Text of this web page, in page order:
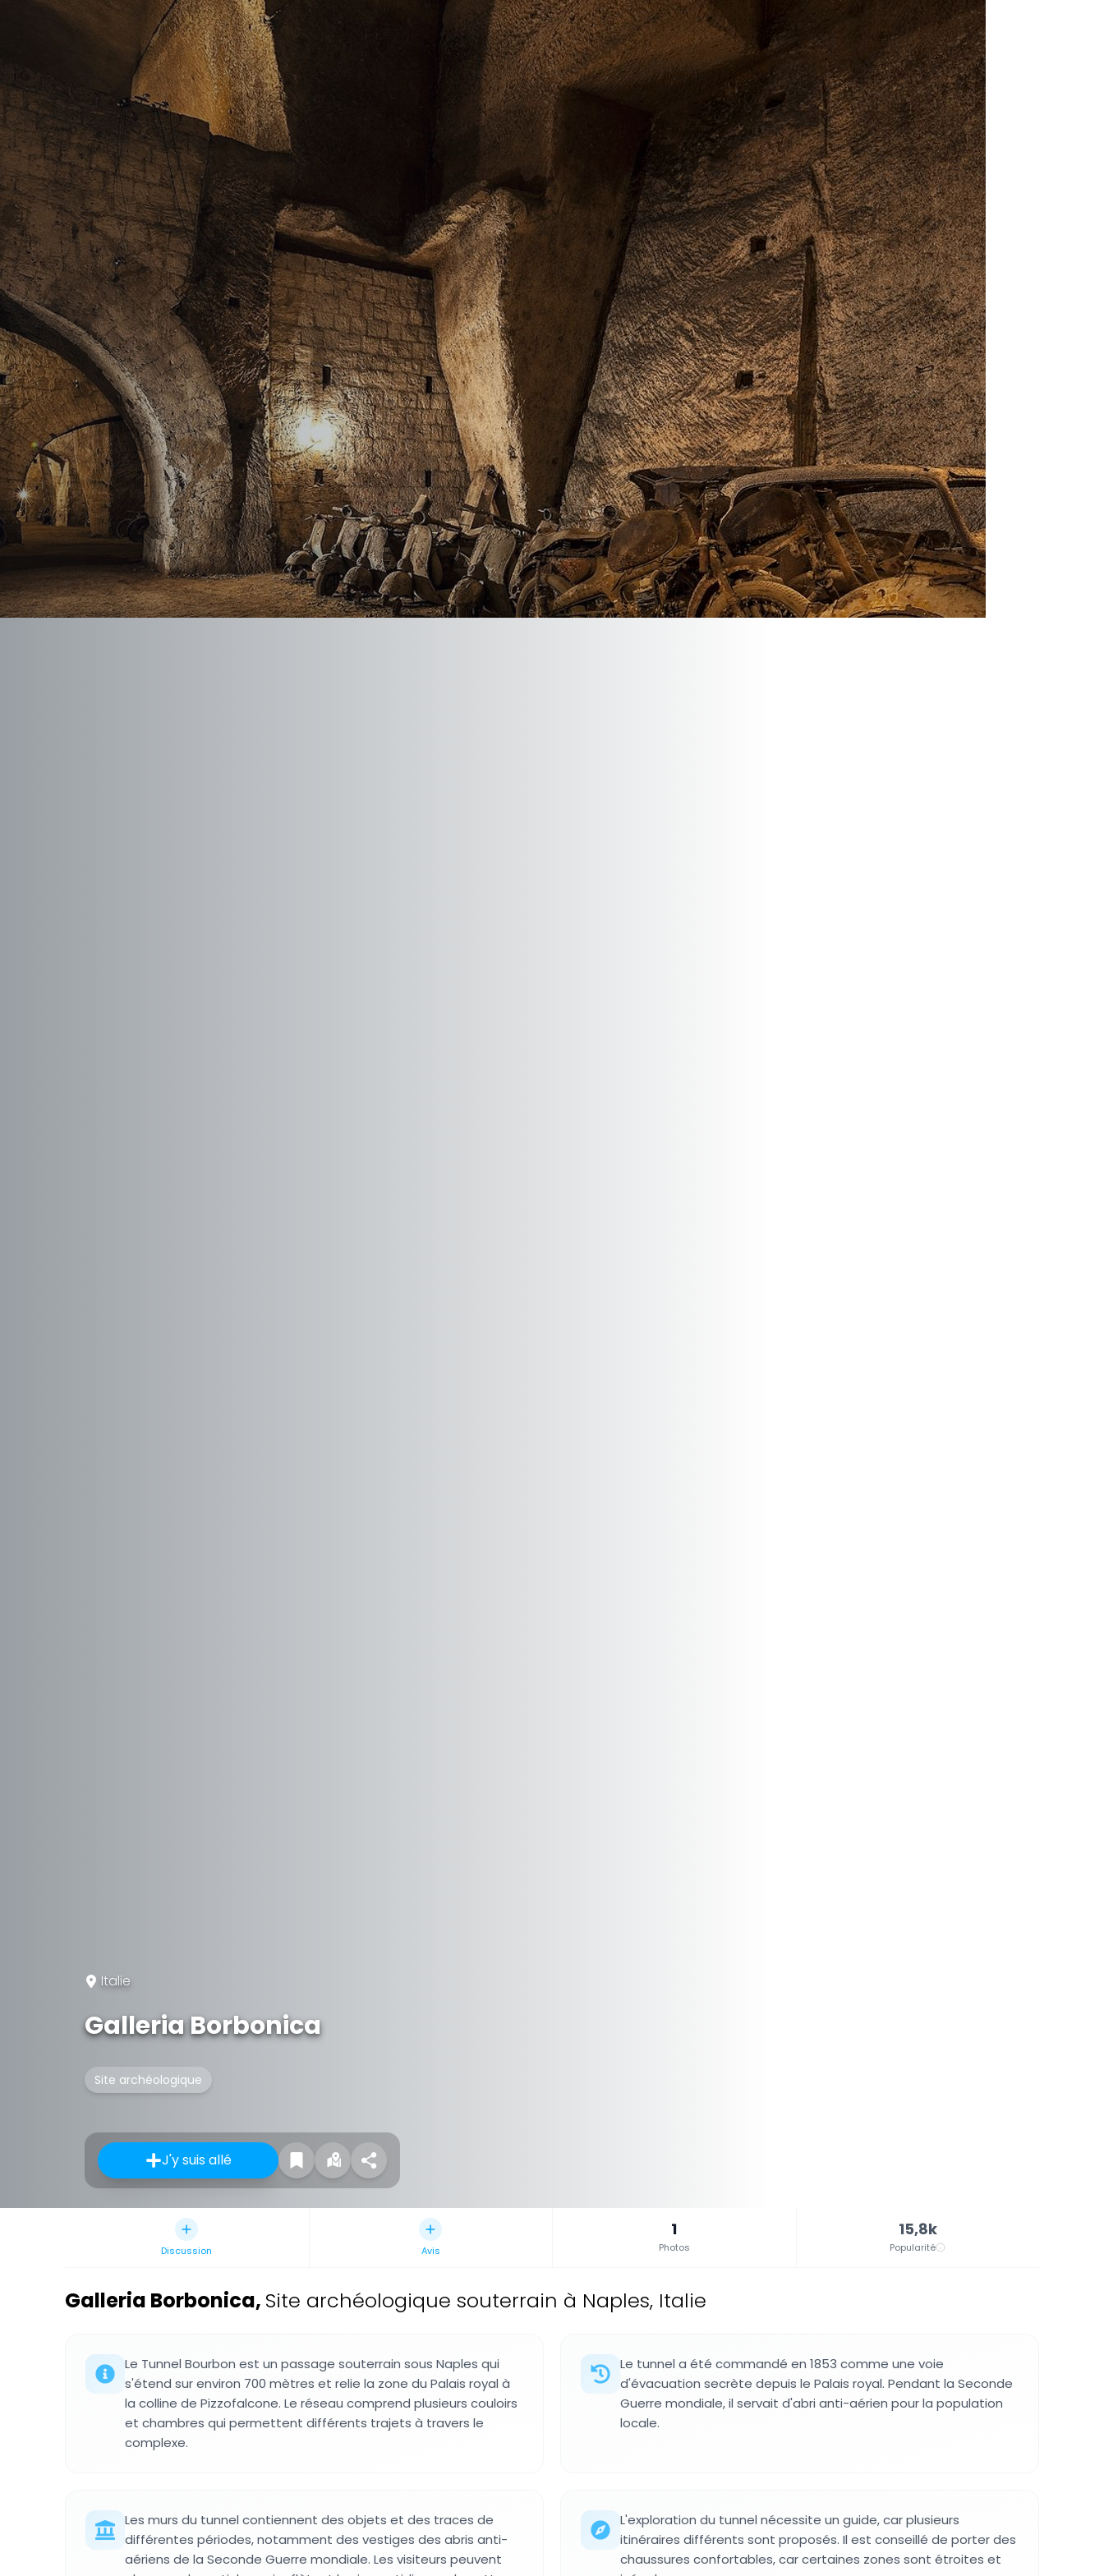
Italie
Galleria Borbonica
Site archéologique
J'y suis allé
Discussion Avis
1
Photos
15,8k
Popularité
Galleria Borbonica, Site archéologique souterrain à Naples, Italie
Le Tunnel Bourbon est un passage souterrain sous Naples qui
s'étend sur environ 700 mètres et relie la zone du Palais royal à
la colline de Pizzofalcone. Le réseau comprend plusieurs couloirs
et chambres qui permettent différents trajets à travers le
complexe.
Le tunnel a été commandé en 1853 comme une voie
d'évacuation secrète depuis le Palais royal. Pendant la Seconde
Guerre mondiale, il servait d'abri anti-aérien pour la population
locale.
Les murs du tunnel contiennent des objets et des traces de
différentes périodes, notamment des vestiges des abris anti-
aériens de la Seconde Guerre mondiale. Les visiteurs peuvent
L'exploration du tunnel nécessite un guide, car plusieurs
itinéraires différents sont proposés. Il est conseillé de porter des
chaussures confortables, car certaines zones sont étroites et